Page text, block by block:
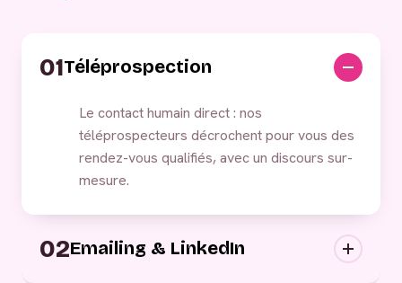
01Téléprospection
Le contact humain direct : nos
téléprospecteurs décrochent pour vous des
rendez-vous qualifiés, avec un discours sur-
mesure.
02Emailing & LinkedIn